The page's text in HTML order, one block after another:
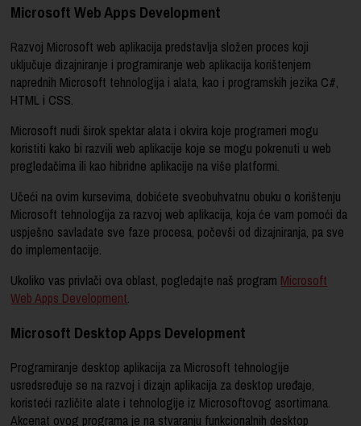
Microsoft Web Apps Development
Razvoj Microsoft web aplikacija predstavlja složen proces koji
uključuje dizajniranje i programiranje web aplikacija korištenjem
naprednih Microsoft tehnologija i alata, kao i programskih jezika C#,
HTML i CSS.
Microsoft nudi širok spektar alata i okvira koje programeri mogu
koristiti kako bi razvili web aplikacije koje se mogu pokrenuti u web
pregledačima ili kao hibridne aplikacije na više platformi.
Učeći na ovim kursevima, dobićete sveobuhvatnu obuku o korištenju
Microsoft tehnologija za razvoj web aplikacija, koja će vam pomoći da
uspješno savladate sve faze procesa, počevši od dizajniranja, pa sve
do implementacije.
Ukoliko vas privlači ova oblast, pogledajte naš program Microsoft
Web Apps Development.
Microsoft Desktop Apps Development
Programiranje desktop aplikacija za Microsoft tehnologije
usredsređuje se na razvoj i dizajn aplikacija za desktop uređaje,
koristeći različite alate i tehnologije iz Microsoftovog asortimana.
Akcenat ovog programa je na stvaranju funkcionalnih desktop